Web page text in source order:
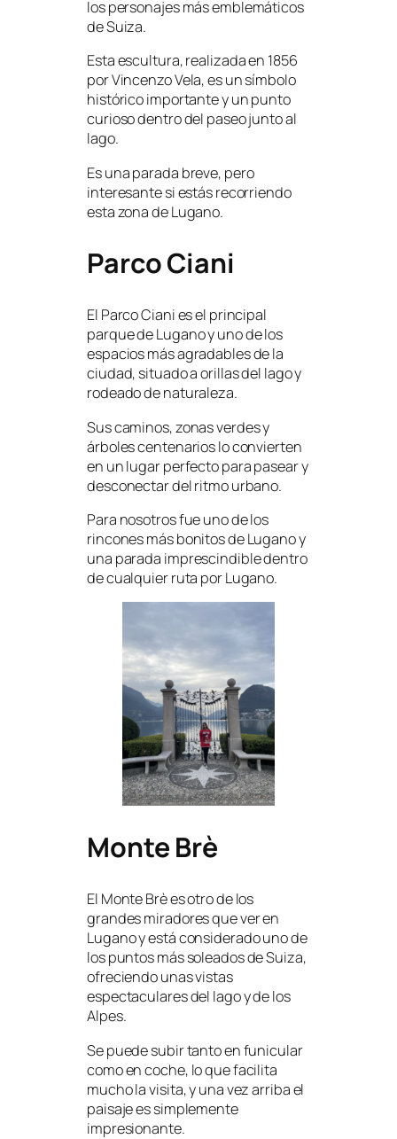
los personajes más emblemáticos
de Suiza.
Esta escultura, realizada en 1856
por Vincenzo Vela, es un símbolo
histórico importante y un punto
curioso dentro del paseo junto al
lago.
Es una parada breve, pero
interesante si estás recorriendo
esta zona de Lugano.
Parco Ciani
El Parco Ciani es el principal
parque de Lugano y uno de los
espacios más agradables de la
ciudad, situado a orillas del lago y
rodeado de naturaleza.
Sus caminos, zonas verdes y
árboles centenarios lo convierten
en un lugar perfecto para pasear y
desconectar del ritmo urbano.
Para nosotros fue uno de los
rincones más bonitos de Lugano y
una parada imprescindible dentro
de cualquier ruta por Lugano.
Monte Brè
El Monte Brè es otro de los
grandes miradores que ver en
Lugano y está considerado uno de
los puntos más soleados de Suiza,
ofreciendo unas vistas
espectaculares del lago y de los
Alpes.
Se puede subir tanto en funicular
como en coche, lo que facilita
mucho la visita, y una vez arriba el
paisaje es simplemente
impresionante.